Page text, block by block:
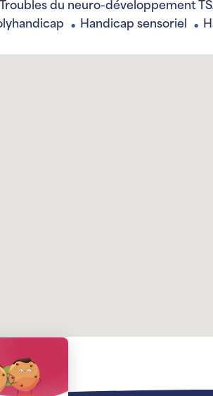
Troubles du neuro-développement
● Handicap sensoriel ●